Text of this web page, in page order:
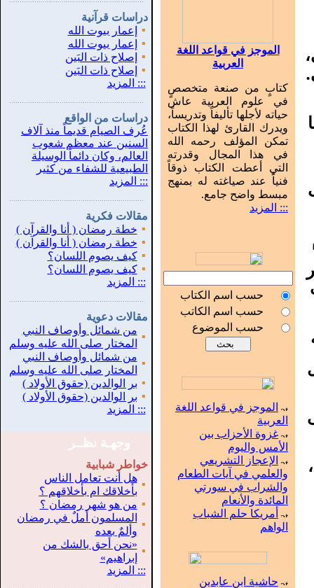
دراسات قرآنية
▪
إعمار بيوت الله
▪
إعمار بيوت الله
▪
إصلاح ذات البَين
▪
إصلاح ذات البَين
::: المزيد
دراسات من الواقع
عُرف الصيام قديماً منذ آلاف
السنين عند معظم شعوب
العالم، وكان دائماً الوسيلة
الطبيعية للشفاء من كثير
::: المزيد
مقالات فكرية
▪ خطة رمضان ( أنا والقرآن )
▪ خطة رمضان ( أنا والقرآن )
▪ كيف يصوم اللسان؟
▪ كيف يصوم اللسان؟
::: المزيد
مقالات دعوية
▪
من شمائل وأوصاف النبي
المختار صلى الله عليه وسلم
▪
من شمائل وأوصاف النبي
المختار صلى الله عليه وسلم
▪ بر الوالدين (حقوق الأولاد )
▪ بر الوالدين (حقوق الأولاد )
::: المزيد
وجهـة نظــر
خواطر شبابية
▪
هل أنت تعامل الناس
بأخلاقك ام بأخلاقهم ؟
▪ من هو شهر رمضان ؟
▪
المسلمون أملٌ في رمضان
وألمٌ بعده
▪
«نحن أحق بالشك من
إبراهيم»
::: المزيد
الموجز في قواعد اللغة
العربية
كتابٍ من صنعة متخصصٍ
في علوم العربية عاش
حياته لأجلها تأليفاً وتدريساً،
ويدرك القارئ لهذا الكتاب
تمكن المؤلف رحمه الله
في هذا المجال وقدرته
التي أعطت الكتاب ذوقاً
فنياً عند صياغته له بمنهج
مبسط واضح جامع.
::: المزيد
حسب اسم الكتاب
حسب اسم الكاتب
حسب الموضوع
الموجز في قواعد اللغة
العربية
غزوة الأحزاب بين
الأمس واليوم
الإعجاز التشريعي
والعلمي في آيات الطعام
والشراب في سورتي
المائدة والأنعام
أمريكا حلم الشباب
الواهم
حاشية ابن عابدين
.